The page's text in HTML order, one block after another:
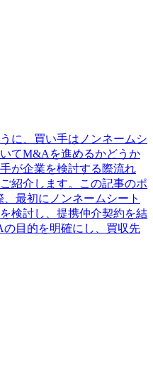
に、買い手はノンネームシ
てM&Aを進めるかどうか
が企業を検討する際流れ
紹介します。この記事のポ
最初にノンネームシート
検討し、提携仲介契約を結
目的を明確にし、買収先